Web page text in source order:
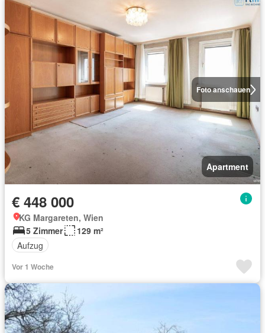
Foto anschauen
Apartment
€ 448 000
KG Margareten, Wien
5 Zimmer
129 m²
Aufzug
Vor 1 Woche